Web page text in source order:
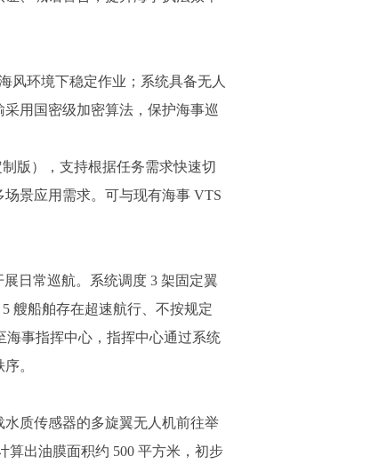
环境下稳定作业；系统具备无人
用国密级加密算法，保护海事巡
版），支持根据任务需求快速切
景应用需求。可与现有海事 VTS
日常巡航。系统调度 3 架固定翼
艘船舶存在超速航行、不按规定
事指挥中心，指挥中心通过系统
。
质传感器的多旋翼无人机前往举
出油膜面积约 500 平方米，初步